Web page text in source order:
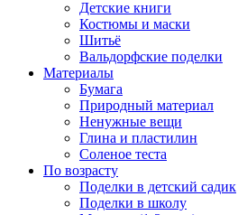
Детские книги
Костюмы и маски
Шитьё
Вальдорфские поделки
Материалы
Бумага
Природный материал
Ненужные вещи
Глина и пластилин
Соленое теста
По возрасту
Поделки в детский садик
Поделки в школу